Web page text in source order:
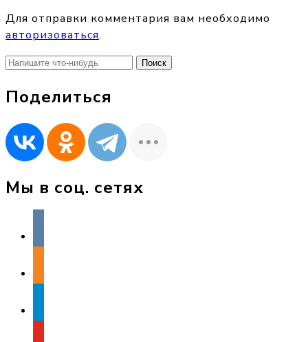
Для отправки комментария вам необходимо
авторизоваться.
Найти:
Поделиться
Мы в соц. сетях